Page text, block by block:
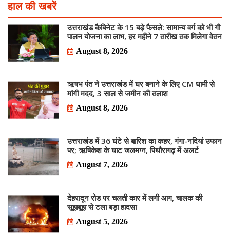
हाल की खबरें
उत्तराखंड कैबिनेट के 15 बड़े फैसले: सामान्य वर्ग को भी गौ
पालन योजना का लाभ, हर महीने 7 तारीख तक मिलेगा वेतन
August 8, 2026
ऋषभ पंत ने उत्तराखंड में घर बनाने के लिए CM धामी से
मांगी मदद, 3 साल से जमीन की तलाश
August 8, 2026
उत्तराखंड में 36 घंटे से बारिश का कहर, गंगा-नदियां उफान
पर; ऋषिकेश के घाट जलमग्न, पिथौरागढ़ में अलर्ट
August 7, 2026
देहरादून रोड पर चलती कार में लगी आग, चालक की
सूझबूझ से टला बड़ा हादसा
August 5, 2026